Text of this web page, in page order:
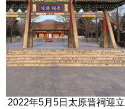
2022年5月5日太原晋祠迎立